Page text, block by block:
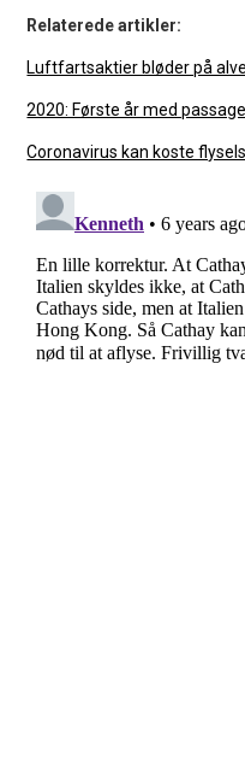
Relaterede artikler:
Luftfartsaktier bløder på
2020: Første år med
Coronavirus kan koste